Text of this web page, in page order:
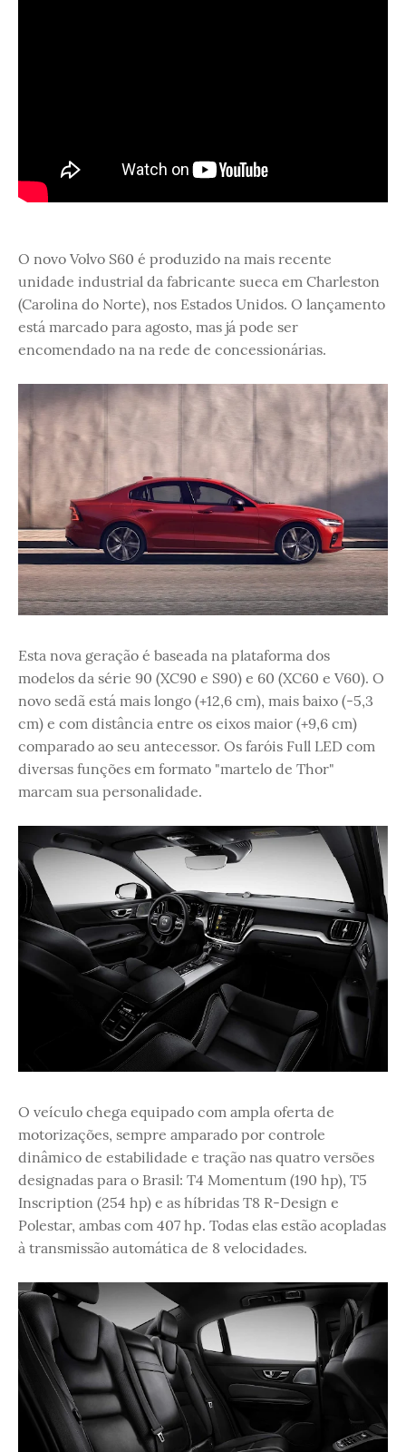
O novo Volvo S60 é produzido na mais recente
unidade industrial da fabricante sueca em Charleston
(Carolina do Norte), nos Estados Unidos. O lançamento
está marcado para agosto, mas já pode ser
encomendado na na rede de concessionárias.
Esta nova geração é baseada na plataforma dos
modelos da série 90 (XC90 e S90) e 60 (XC60 e V60). O
novo sedã está mais longo (+12,6 cm), mais baixo (-5,3
cm) e com distância entre os eixos maior (+9,6 cm)
comparado ao seu antecessor. Os faróis Full LED com
diversas funções em formato "martelo de Thor"
marcam sua personalidade.
O veículo chega equipado com ampla oferta de
motorizações, sempre amparado por controle
dinâmico de estabilidade e tração nas quatro versões
designadas para o Brasil: T4 Momentum (190 hp), T5
Inscription (254 hp) e as híbridas T8 R-Design e
Polestar, ambas com 407 hp. Todas elas estão acopladas
à transmissão automática de 8 velocidades.